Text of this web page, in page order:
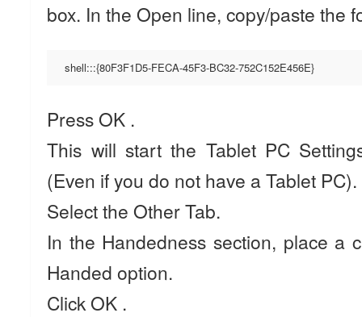
box. In the Open line, copy/paste the
shell:::{80F3F1D5-FECA-45F3-BC32-752C152E456E}
Press OK .
This will start the Tablet PC
(Even if you do not have a Tablet PC).
Select the Other Tab.
In the Handedness section, place a
Handed option.
Click OK .